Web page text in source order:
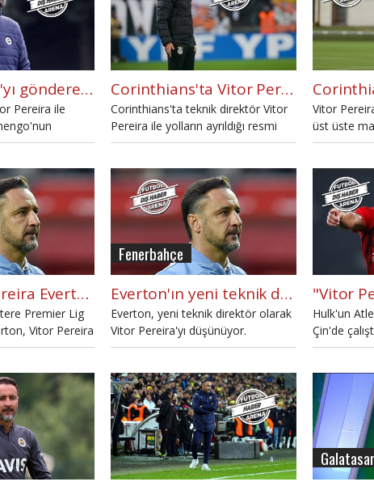
Vitor Pereira'yı gönderen Flamengo'dan Jorge Jesus hamlesi
Pereira ile
direktörü Jorge
Corinthians'ta Vitor Pereira dönemi bitti
Corinthians'ta teknik direktör Vitor
Pereira ile yolların ayrıldığı resmi
olarak açıklandı.
Vitor
üst üste
karıştı.
Flaş! Vitor Pereira Everton ile anlaştı
Premier Lig
Vitor Pereira
Fenerbahçe
Everton'ın yeni teknik direktör adayı Vitor Pereira
Everton, yeni teknik direktör olarak
Vitor Pereira'yı düşünüyor.
Hulk'un
Çin'de
dediği